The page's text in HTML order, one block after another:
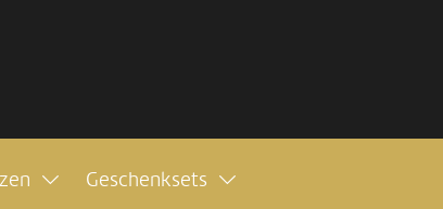
Geschenksets